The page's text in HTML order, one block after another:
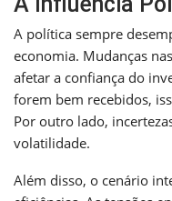
A política sempre
economia. Mudanças
afetar a confiança do
forem bem recebidos,
Por outro lado,
volatilidade.
Além disso, o cenário